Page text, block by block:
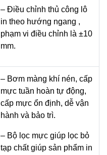
– Điều chỉnh thủ công lô
in theo hướng ngang ,
phạm vi điều chỉnh là ±10
mm.
– Bơm màng khí nén, cấp
mực tuần hoàn tự động,
cấp mực ổn định, dễ vận
hành và bảo trì.
– Bộ lọc mực giúp lọc bỏ
tạp chất giúp sản phẩm in